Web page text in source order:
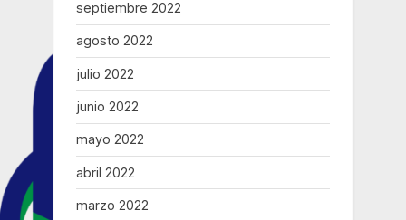
visita
a
Nabón”
septiembre 2022
agosto 2022
julio 2022
junio 2022
mayo 2022
abril 2022
marzo 2022